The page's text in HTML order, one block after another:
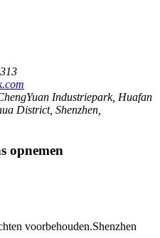
Industriepark, Huafan
District, Shenzhen,
opnemen
voorbehouden.Shenzhen